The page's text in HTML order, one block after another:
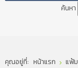
ค้นหา
คุณอยู่ที่: หน้าแรก
แฟ้